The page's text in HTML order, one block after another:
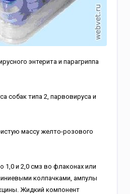
энтерита и парагриппа
собак типа 2, парвовируса и
массу желто-розового
и 2,0 смз во флаконах или
колпачками, ампулы
Жидкий компонент